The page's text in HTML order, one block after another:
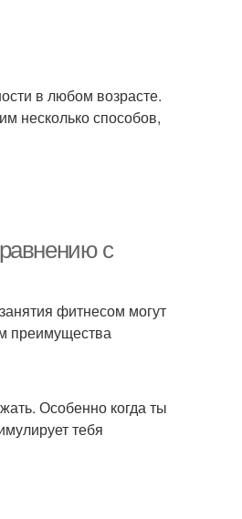
в любом возрасте.
несколько способов,
с
фитнесом могут
преимущества
Особенно когда ты
тебя